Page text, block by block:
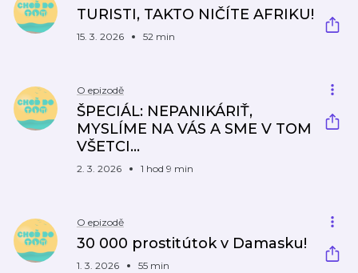
TURISTI, TAKTO NIČÍTE AFRIKU!
15. 3. 2026 52 min
O epizodě
ŠPECIÁL: NEPANIKÁRIŤ,
MYSLÍME NA VÁS A SME V TOM
VŠETCI...
2. 3. 2026 1 hod 9 min
O epizodě
30 000 prostitútok v Damasku!
1. 3. 2026 55 min